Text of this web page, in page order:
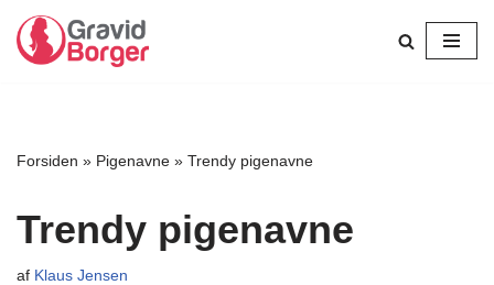
Spring
Forsiden » Pigenavne » Trendy pigenavne
Trendy pigenavne
af Klaus Jensen